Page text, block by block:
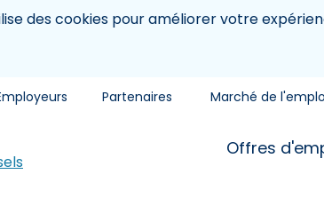
des cookies pour améliorer votre
Partenaires Marché de
Offres